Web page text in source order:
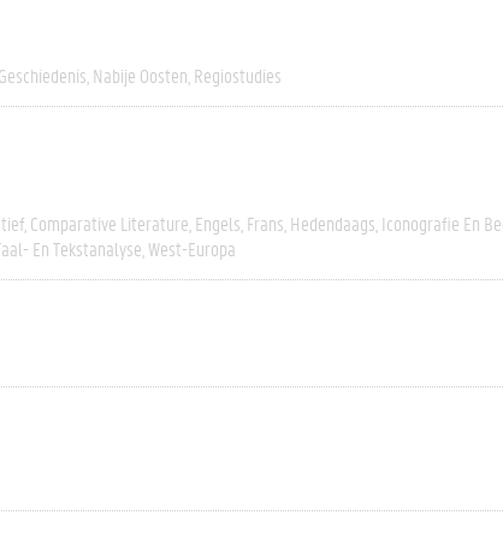
Geschiedenis Nabije Oosten Regiostudies
Comparative Literature Engels Frans Hedendaags Iconografie En
En Tekstanalyse West-Europa